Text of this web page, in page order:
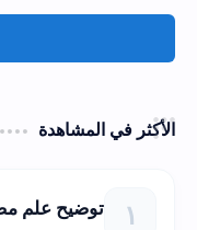
الأكثر في المشاهدة
توضيح علم